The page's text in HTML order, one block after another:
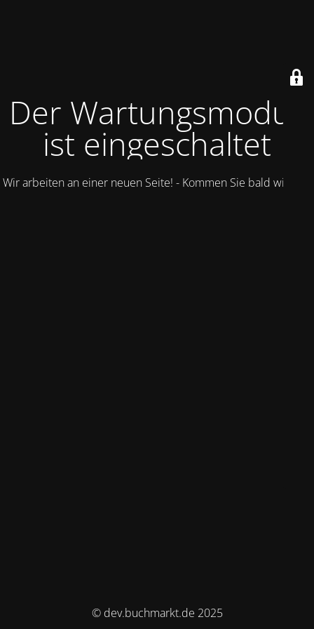
Der Wartungsmodus
ist eingeschaltet
Wir arbeiten an einer neuen Seite! - Kommen Sie bald wieder.
© dev.buchmarkt.de 2025